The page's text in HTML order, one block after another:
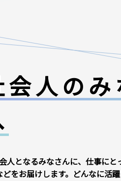
会人のみ
人となるみなさんに、仕事にと
どをお届けします。どんなに活